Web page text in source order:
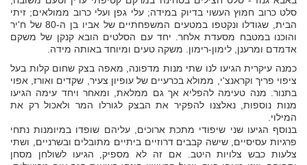
סלט כרוב חמוץ העשוי בדיוק במידה; עלי גפן ועלי כרוב ממולאים; זיתי
הבית, שגודלו ונקטפו במטעים המשפחתיים של אביו בן ה-80 של ח'יר
והוכנו במטבח מסעדת אלחר. יחד עם הסלטים הובא קנקן של משקם
אדמדם ומרענן, לימון-רימון. משקה טעים ומיוחד באותה מידה.
כמנה עיקרית הגיעו לנו שתי מנות מדפונה, מאפה בצק שחום קלות בעל
ציפוי פריך וקראנצ'י, ממולא בכרעיים של עופיון צעיר, שקדים ואורז, אפוי
בתנור. מנה טעימה להפליא אך גם ממלאת, ומאחר ויחד עימה הגיעו
מנות נוספות, נאלצנו להפקיר את הבצק לגורלו המר ולאכול רק את
המילוי.
בנוסף הגיעו שני שיפודי מתכת ארוכים, עליהם שופדו במיומנות נתחי
פרגיות עסיסיים, שישה קבבים דרוזיים ביתיים מתובלים ובשרניים, ושתי
צלעות כבש צלויות היטב. אם זה לא מספיק, הגיעו לשולחן מסחן